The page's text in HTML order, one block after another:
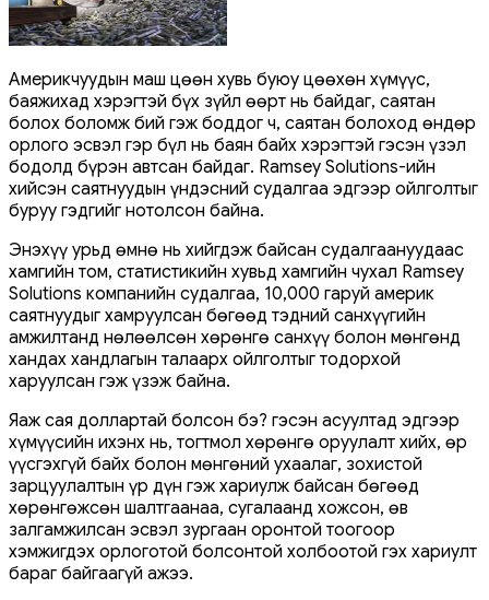
Америкчуудын маш цөөн хувь буюу цөөхөн хүмүүс,
баяжихад хэрэгтэй бүх зүйл өөрт нь байдаг, саятан
болох боломж бий гэж боддог ч, саятан болоход өндөр
орлого эсвэл гэр бүл нь баян байх хэрэгтэй гэсэн үзэл
бодолд бүрэн автсан байдаг. Ramsey Solutions-ийн
хийсэн саятнуудын үндэсний судалгаа эдгээр ойлголтыг
буруу гэдгийг нотолсон байна.
Энэхүү урьд өмнө нь хийгдэж байсан судалгаануудаас
хамгийн том, статистикийн хувьд хамгийн чухал Ramsey
Solutions компанийн судалгаа, 10,000 гаруй америк
саятнуудыг хамруулсан бөгөөд тэдний санхүүгийн
амжилтанд нөлөөлсөн хөрөнгө санхүү болон мөнгөнд
хандах хандлагын талаарх ойлголтыг тодорхой
харуулсан гэж үзэж байна.
Яаж сая доллартай болсон бэ? гэсэн асуултад эдгээр
хүмүүсийн ихэнх нь, тогтмол хөрөнгө оруулалт хийх, өр
үүсгэхгүй байх болон мөнгөний ухаалаг, зохистой
зарцуулалтын үр дүн гэж хариулж байсан бөгөөд
хөрөнгөжсөн шалтгаанаа, сугалаанд хожсон, өв
залгамжилсан эсвэл зургаан оронтой тоогоор
хэмжигдэх орлоготой болсонтой холбоотой гэх хариулт
бараг байгаагүй ажээ.